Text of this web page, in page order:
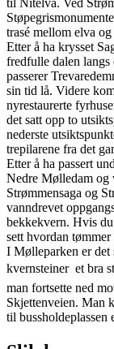
til Nitelva. Ved
trasé mellom elva
Etter å ha krysset
fredfulle dalen
passerer
sin tid lå. Videre
nyrestaurerte
det satt opp to
nederste
trepilarene fra det
Etter å ha passert
Nedre Mølledam og
Strømmensaga og
vanndrevet
bekkekvern. Hvis
sett hvordan
I Mølleparken er det
kvernsteiner  et bra
man fortsette ned
Skjettenveien. Man
til bussholdeplassen